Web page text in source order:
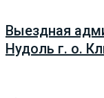
Выездная
Нудоль г. о.